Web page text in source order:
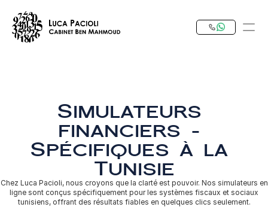
Notre Expertise
Simulateurs
financiers –
Spécifiques à la
Tunisie
Chez Luca Pacioli, nous croyons que la clarté est pouvoir. Nos simulateurs en
ligne sont conçus spécifiquement pour les systèmes fiscaux et sociaux
tunisiens, offrant des résultats fiables en quelques clics seulement.